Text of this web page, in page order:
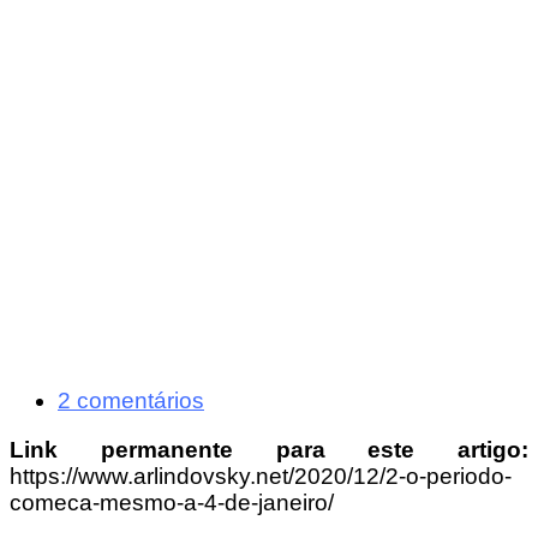
2 comentários
Link permanente para este artigo:
https://www.arlindovsky.net/2020/12/2-o-periodo-
comeca-mesmo-a-4-de-janeiro/